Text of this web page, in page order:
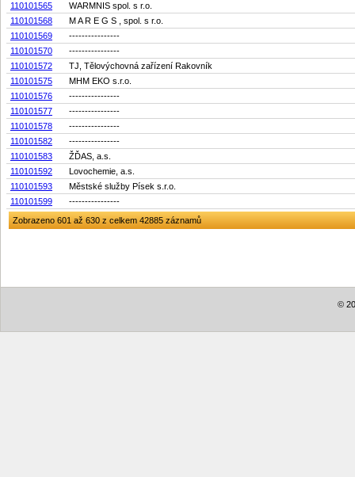
110101565
WARMNIS spol. s r.o.
110101568
M A R E G S , spol. s r.o.
110101569
----------------
110101570
----------------
110101572
TJ, Tělovýchovná zařízení Rakovník
110101575
MHM EKO s.r.o.
110101576
----------------
110101577
----------------
110101578
----------------
110101582
----------------
110101583
ŽĎAS, a.s.
110101592
Lovochemie, a.s.
110101593
Městské služby Písek s.r.o.
110101599
----------------
Zobrazeno 601 až 630 z celkem 42885 záznamů
©